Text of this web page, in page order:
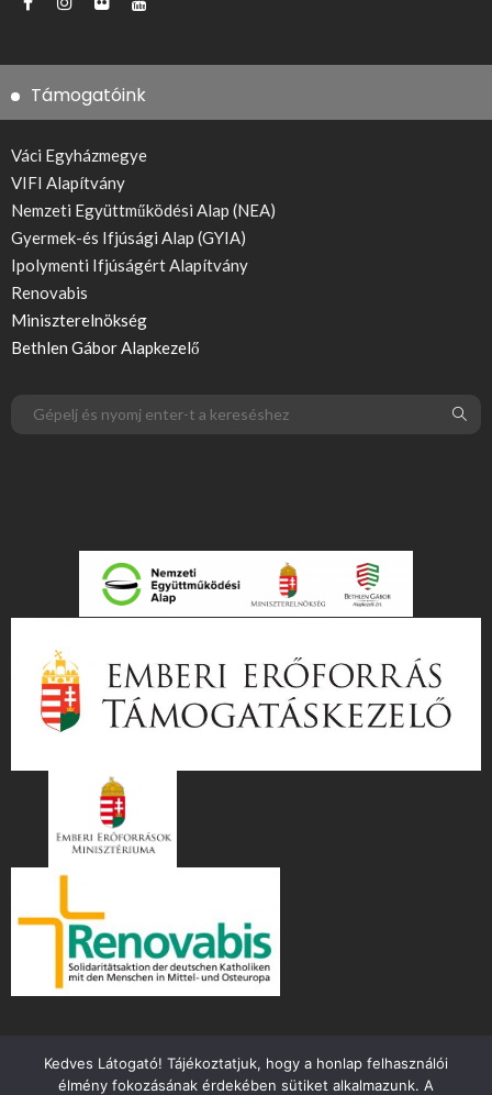
Támogatóink
Váci Egyházmegye
VIFI Alapítvány
Nemzeti Együttműködési Alap (NEA)
Gyermek-és Ifjúsági Alap (GYIA)
Ipolymenti Ifjúságért Alapítvány
Renovabis
Miniszterelnökség
Bethlen Gábor Alapkezelő
Kedves Látogató! Tájékoztatjuk, hogy a honlap felhasználói
élmény fokozásának érdekében sütiket alkalmazunk. A